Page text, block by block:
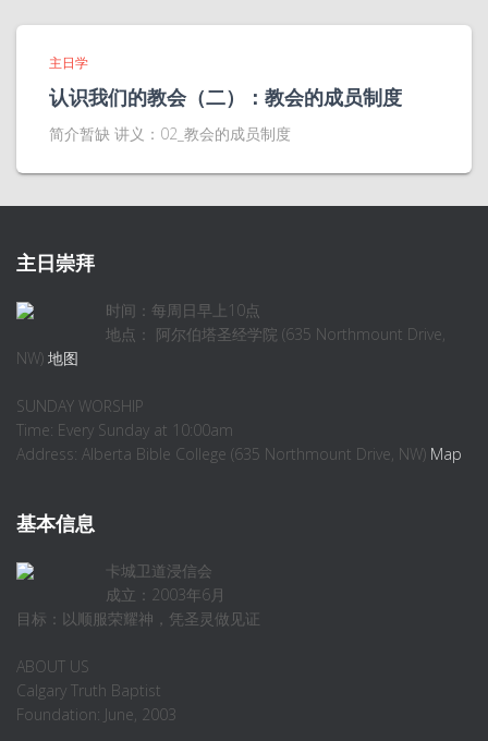
主日学
认识我们的教会（二）：教会的成员制度
简介暂缺 讲义：02_教会的成员制度
主日崇拜
时间：每周日早上10点
地点： 阿尔伯塔圣经学院 (635 Northmount Drive,
NW) 地图
SUNDAY WORSHIP
Time: Every Sunday at 10:00am
Address: Alberta Bible College (635 Northmount Drive, NW) Map
基本信息
卡城卫道浸信会
成立：2003年6月
目标：以顺服荣耀神，凭圣灵做见证
ABOUT US
Calgary Truth Baptist
Foundation: June, 2003